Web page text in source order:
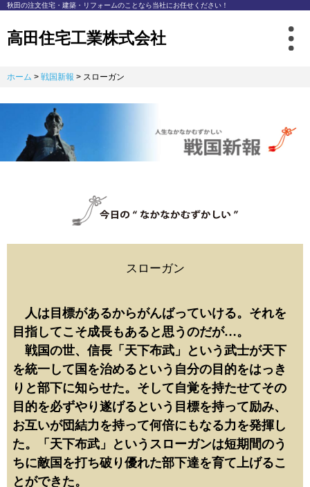
秋⽥の注⽂住宅・建築・リフォームのことなら当社にお任せください！
高田住宅工業株式会社
ホーム > 戦国新報 > スローガン
スローガン
人は目標があるからがんばっていける。それを
目指してこそ成長もあると思うのだが…。
戦国の世、信長「天下布武」という武士が天下
を統一して国を治めるという自分の目的をはっき
りと部下に知らせた。そして自覚を持たせてその
目的を必ずやり遂げるという目標を持って励み、
お互いが団結力を持って何倍にもなる力を発揮し
た。「天下布武」というスローガンは短期間のう
ちに敵国を打ち破り優れた部下達を育て上げるこ
とができた。